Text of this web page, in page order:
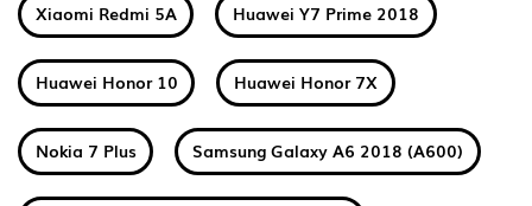
Xiaomi Redmi 5A Huawei Y7 Prime 2018
Huawei Honor 10 Huawei Honor 7X
Nokia 7 Plus Samsung Galaxy A6 2018 (A600)